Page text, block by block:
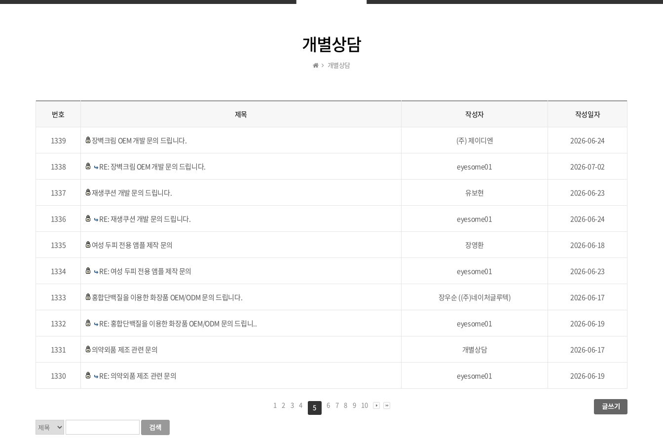
개별상담
개별상담
번호 제목 작성자 작성일자
1339 장벽크림 OEM 개발 문의 드립니다. (주) 제이디엔 2026-06-24
1338 RE: 장벽크림 OEM 개발 문의 드립니다. eyesome01 2026-07-02
1337 재생쿠션 개발 문의 드립니다. 유보현 2026-06-23
1336 RE: 재생쿠션 개발 문의 드립니다. eyesome01 2026-06-24
1335 여성 두피 전용 앰플 제작 문의 장영환 2026-06-18
1334 RE: 여성 두피 전용 앰플 제작 문의 eyesome01 2026-06-23
1333 홍합단백질을 이용한 화장품 OEM/ODM 문의 드립니다. 장우순 ((주)네이처글루텍) 2026-06-17
1332 RE: 홍합단백질을 이용한 화장품 OEM/ODM 문의 드립니.. eyesome01 2026-06-19
1331 의약외품 제조 관련 문의 개별상담 2026-06-17
1330 RE: 의약외품 제조 관련 문의 eyesome01 2026-06-19
1 2 3 4 5 6 7 8 9 10